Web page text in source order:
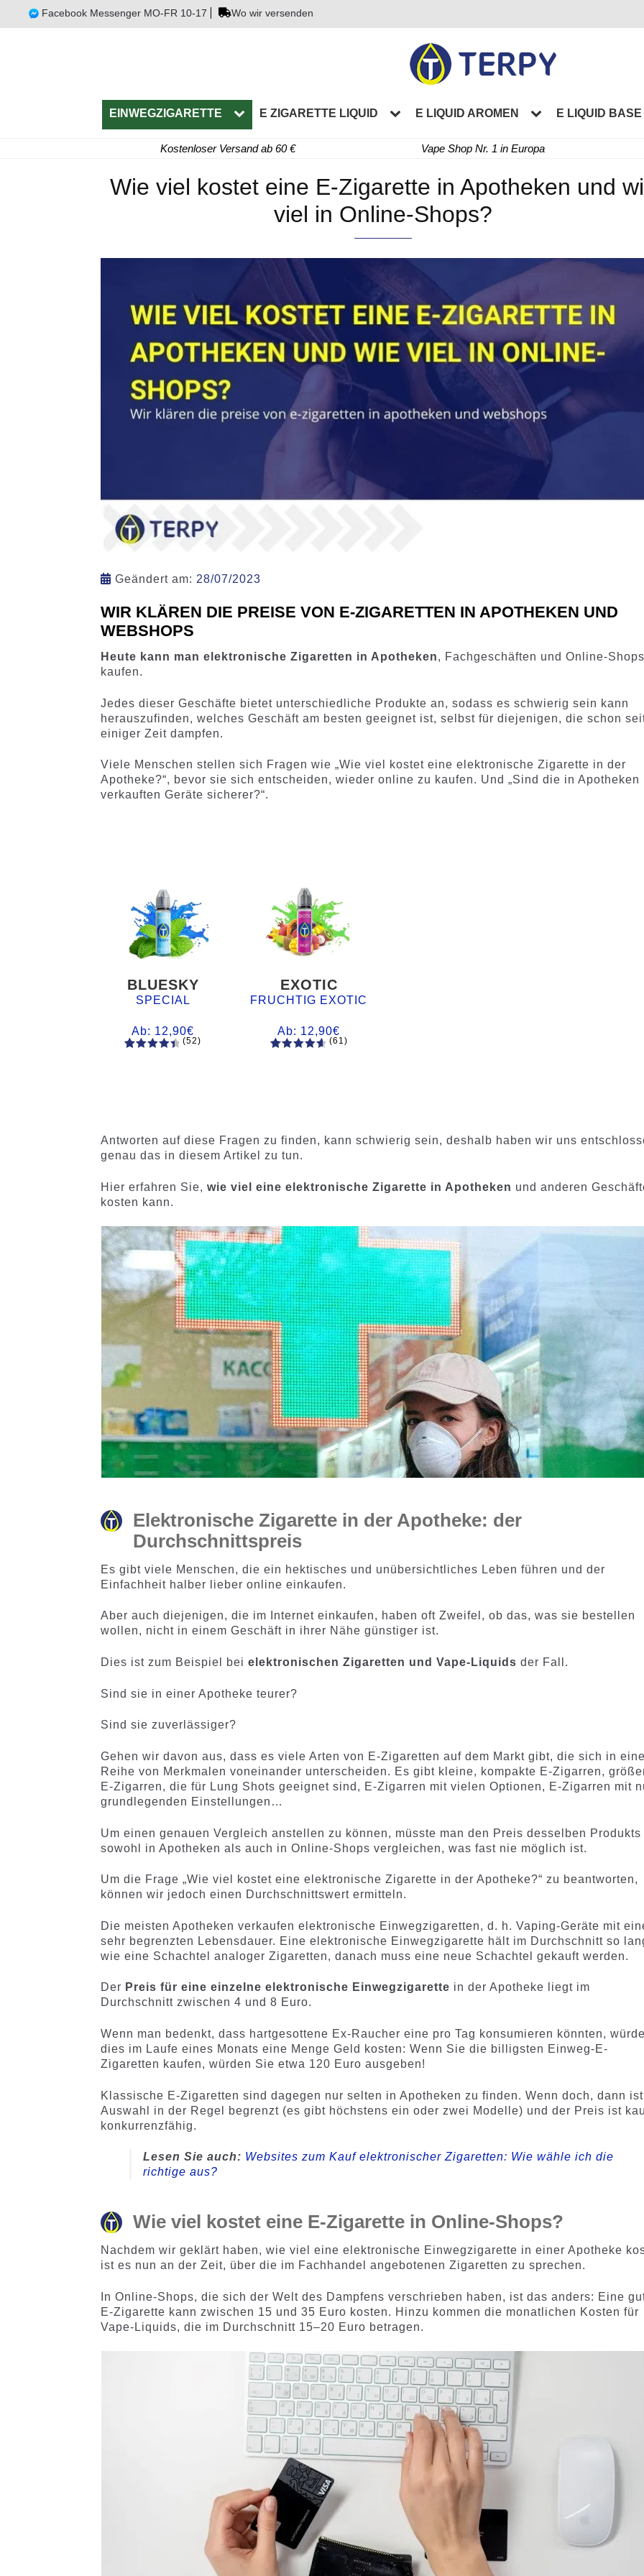
Facebook Messenger MO-FR 10-17 Wo wir versenden
EINWEGZIGARETTE E ZIGARETTE LIQUID E LIQUID AROMEN E LIQUID BASE
Kostenloser Versand ab 60 € Vape Shop Nr. 1 in Europa
Wie viel kostet eine E-Zigarette in Apotheken und
viel in Online-Shops?
Geändert am: 28/07/2023
WIR KLÄREN DIE PREISE VON E-ZIGARETTEN IN APOTHEKEN UND
WEBSHOPS
Heute kann man elektronische Zigaretten in Apotheken, Fachgeschäften und Online-
kaufen.
Jedes dieser Geschäfte bietet unterschiedliche Produkte an, sodass es schwierig sein kann
herauszufinden, welches Geschäft am besten geeignet ist, selbst für diejenigen, die schon
einiger Zeit dampfen.
Viele Menschen stellen sich Fragen wie „Wie viel kostet eine elektronische Zigarette in der
Apotheke?“, bevor sie sich entscheiden, wieder online zu kaufen. Und „Sind die in Apotheken
verkauften Geräte sicherer?“.
BLUESKY
SPECIAL
Ab: 12,90€
Kundenb
ewertung
(52)
EXOTIC
FRUCHTIG EXOTIC
Ab: 12,90€
Kundenb
ewertung
(61)
Antworten auf diese Fragen zu finden, kann schwierig sein, deshalb haben wir uns
genau das in diesem Artikel zu tun.
Hier erfahren Sie,wie viel eine elektronische Zigarette in Apotheken und anderen
kosten kann.
Elektronische Zigarette in der Apotheke: der
Durchschnittspreis
Es gibt viele Menschen, die ein hektisches und unübersichtliches Leben führen und der
Einfachheit halber lieber online einkaufen.
Aber auch diejenigen, die im Internet einkaufen, haben oft Zweifel, ob das, was sie bestellen
wollen, nicht in einem Geschäft in ihrer Nähe günstiger ist.
Dies ist zum Beispiel beielektronischen Zigaretten und Vape-Liquids der Fall.
Sind sie in einer Apotheke teurer?
Sind sie zuverlässiger?
Gehen wir davon aus, dass es viele Arten von E-Zigaretten auf dem Markt gibt, die sich in
Reihe von Merkmalen voneinander unterscheiden. Es gibt kleine, kompakte E-Zigarren,
E-Zigarren, die für Lung Shots geeignet sind, E-Zigarren mit vielen Optionen, E-Zigarren mit
grundlegenden Einstellungen…
Um einen genauen Vergleich anstellen zu können, müsste man den Preis desselben Produkts
sowohl in Apotheken als auch in Online-Shops vergleichen, was fast nie möglich ist.
Um die Frage „Wie viel kostet eine elektronische Zigarette in der Apotheke?“ zu beantworten,
können wir jedoch einen Durchschnittswert ermitteln.
Die meisten Apotheken verkaufen elektronische Einwegzigaretten, d. h. Vaping-Geräte mit
sehr begrenzten Lebensdauer. Eine elektronische Einwegzigarette hält im Durchschnitt so
wie eine Schachtel analoger Zigaretten, danach muss eine neue Schachtel gekauft werden.
Der Preis für eine einzelne elektronische Einwegzigarette in der Apotheke liegt im
Durchschnitt zwischen 4 und 8 Euro.
Wenn man bedenkt, dass hartgesottene Ex-Raucher eine pro Tag konsumieren könnten,
dies im Laufe eines Monats eine Menge Geld kosten: Wenn Sie die billigsten Einweg-E-
Zigaretten kaufen, würden Sie etwa 120 Euro ausgeben!
Klassische E-Zigaretten sind dagegen nur selten in Apotheken zu finden. Wenn doch, dann
Auswahl in der Regel begrenzt (es gibt höchstens ein oder zwei Modelle) und der Preis ist
konkurrenzfähig.
Lesen Sie auch: Websites zum Kauf elektronischer Zigaretten: Wie wähle ich die
richtige aus?
Wie viel kostet eine E-Zigarette in Online-Shops?
Nachdem wir geklärt haben, wie viel eine elektronische Einwegzigarette in einer Apotheke
ist es nun an der Zeit, über die im Fachhandel angebotenen Zigaretten zu sprechen.
In Online-Shops, die sich der Welt des Dampfens verschrieben haben, ist das anders: Eine
E-Zigarette kann zwischen 15 und 35 Euro kosten. Hinzu kommen die monatlichen Kosten für
Vape-Liquids, die im Durchschnitt 15–20 Euro betragen.